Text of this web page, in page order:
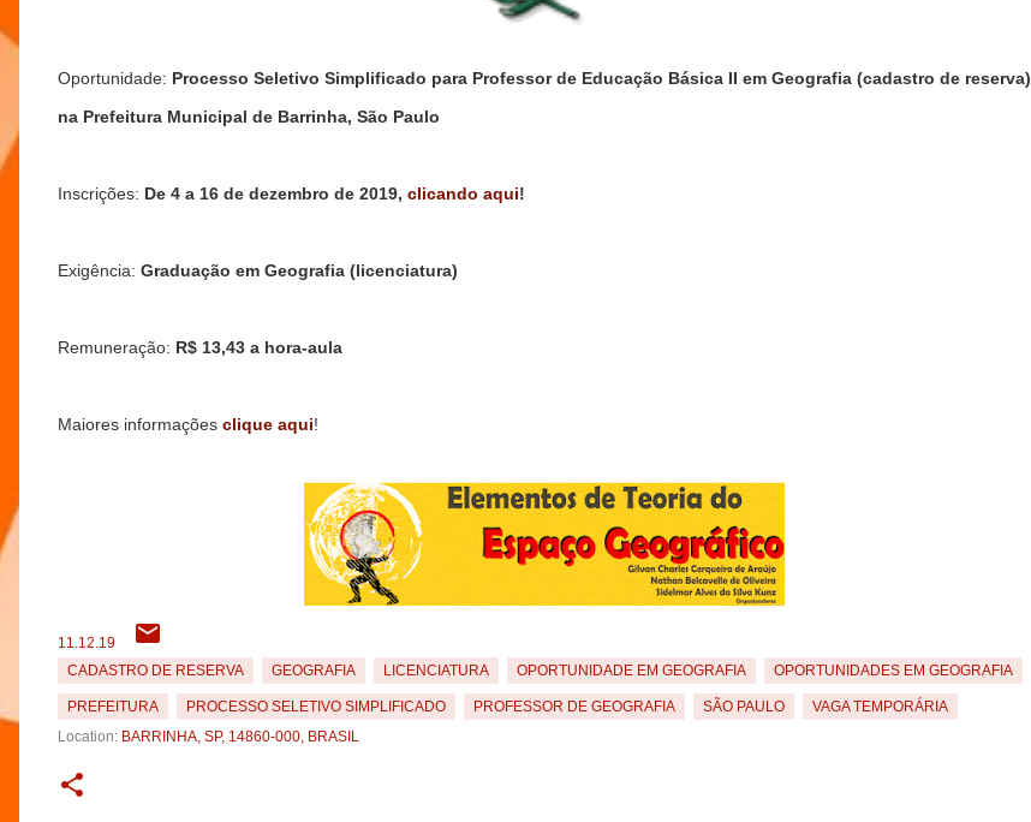
Oportunidade: Processo Seletivo Simplificado para Professor de Educação Básica II em Geografia (cadastro de reserva)
na Prefeitura Municipal de Barrinha, São Paulo
Inscrições: De 4 a 16 de dezembro de 2019, clicando aqui!
Exigência: Graduação em Geografia (licenciatura)
Remuneração: R$ 13,43 a hora-aula
Maiores informações clique aqui!
11.12.19
CADASTRO DE RESERVA
GEOGRAFIA LICENCIATURA OPORTUNIDADE EM GEOGRAFIA OPORTUNIDADES EM GEOGRAFIA
PREFEITURA PROCESSO SELETIVO SIMPLIFICADO PROFESSOR DE GEOGRAFIA SÃO PAULO
VAGA TEMPORÁRIA
Location: BARRINHA, SP, 14860-000, BRASIL